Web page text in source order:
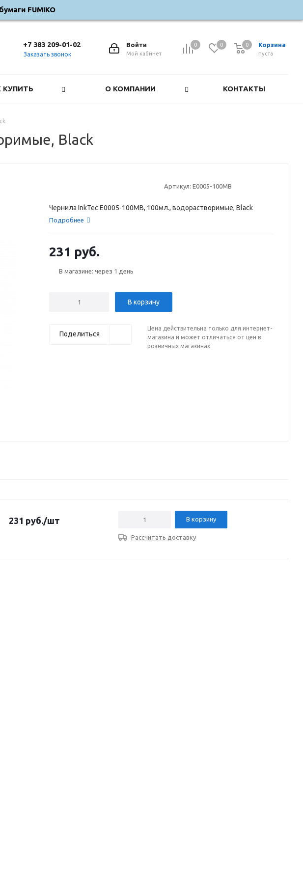
FUMIKO
0 0 Корзина
0
пуста
0
Войти
Мой кабинет
+7 383 209-01-02
Заказать звонок
КУПИТЬ О КОМПАНИИ КОНТАКТЫ
Black
Артикул: E0005-100MB
Чернила InkTec E0005-100MB, 100мл., водорастворимые, Black
Подробнее
231 руб.
В магазине: через 1 день
В корзину
Поделиться
Цена действительна только для интернет-
магазина и может отличаться от цен в
розничных магазинах
231 руб./шт В корзину
Рассчитать доставку